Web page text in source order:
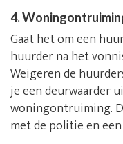
4.
Gaat het om een
huurder na het
Weigeren de
je een deurwaarder
woningontruiming.
met de politie en